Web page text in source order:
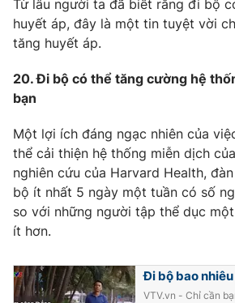
Từ lâu người ta đã biết rằng đi bộ
huyết áp, đây là một tin tuyệt vời
tăng huyết áp.
20. Đi bộ có thể tăng cường hệ
bạn
Một lợi ích đáng ngạc nhiên của
thể cải thiện hệ thống miễn dịch
nghiên cứu của Harvard Health,
bộ ít nhất 5 ngày một tuần có số
so với những người tập thể dục
ít hơn.
Đi bộ bao
VTV.vn - Chỉ cần